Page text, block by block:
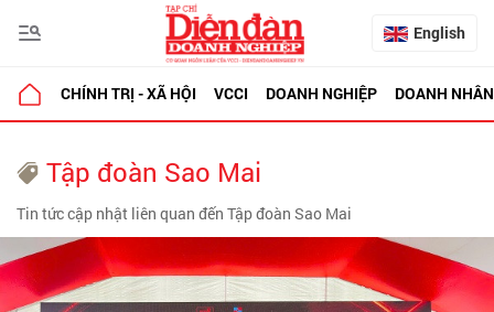
English
CHÍNH TRỊ - XÃ HỘI VCCI DOANH NGHIỆP DOANH NHÂN
Tập đoàn Sao Mai
Tin tức cập nhật liên quan đến Tập đoàn Sao Mai